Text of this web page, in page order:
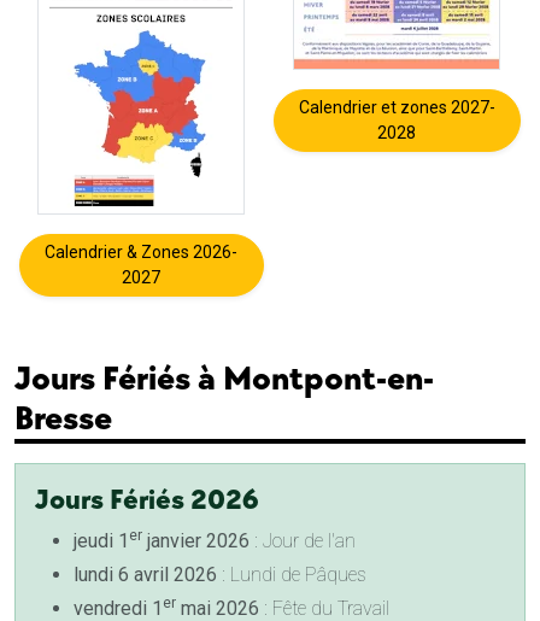
Calendrier & Zones 2026-
2027
Calendrier et zones 2027-
2028
Jours Fériés à Montpont-en-
Bresse
Jours Fériés 2026
jeudi 1 er janvier 2026 : Jour de l'an
lundi 6 avril 2026 : Lundi de Pâques
vendredi 1 er mai 2026 : Fête du Travail